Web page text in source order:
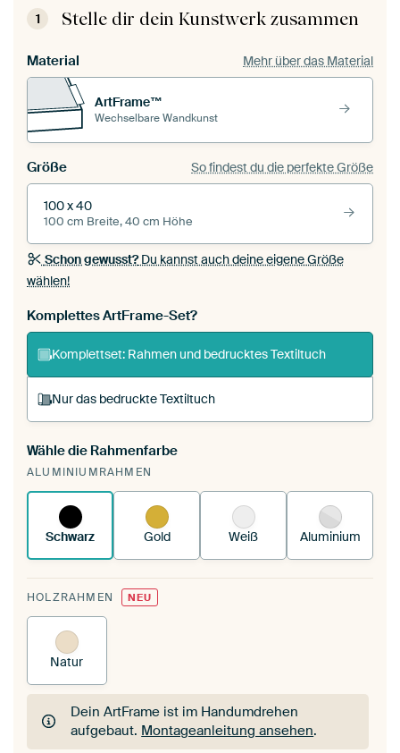
1 Stelle dir dein Kunstwerk zusammen
Material Mehr über das Material
ArtFrame™
Wechselbare Wandkunst
Größe So findest du die perfekte Größe
100 x 40
100 cm Breite, 40 cm Höhe
Schon gewusst?Du kannst auch deine eigene Größe
wählen!
Komplettes ArtFrame-Set?
Komplettset: Rahmen und bedrucktes Textiltuch
Nur das bedruckte Textiltuch
Du spannst einen wechselbaren Textiltuch in
deinen vorhandenen ArtFrame™.
funktioniert es.
Wähle die Rahmenfarbe
ALUMINIUMRAHMEN
Schwarz Gold Weiß Aluminium
HOLZRAHMEN NEU
Natur
Dein ArtFrame ist im Handumdrehen
aufgebaut. Montageanleitung ansehen.